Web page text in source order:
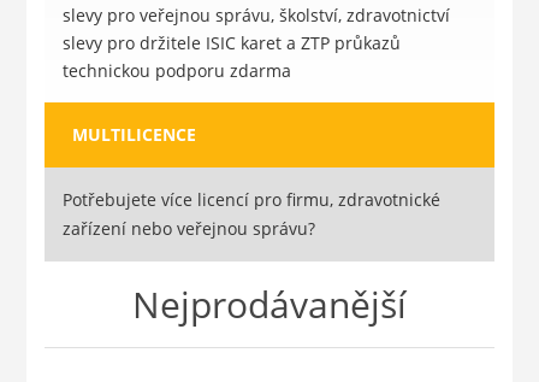
slevy pro veřejnou správu, školství, zdravotnictví
slevy pro držitele ISIC karet a ZTP průkazů
technickou podporu zdarma
MULTILICENCE
Potřebujete více licencí pro firmu, zdravotnické
zařízení nebo veřejnou správu?
Nejprodávanější